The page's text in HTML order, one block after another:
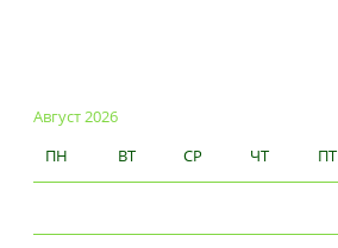
Август 2026
ПН
ВТ СР ЧТ ПТ